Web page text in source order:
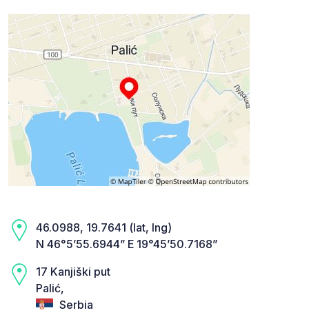
46.0988, 19.7641 (lat, lng)
N 46°5’55.6944” E 19°45’50.7168”
17 Kanjiški put
Palić,
Serbia